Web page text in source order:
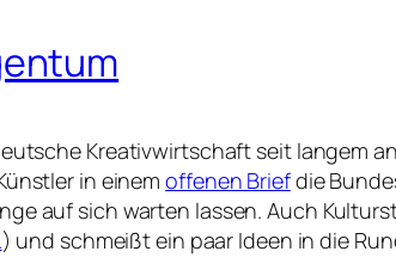
Kreativwirtschaft seit langem
in einemoffenen Briefdie
auf sich warten lassen. Auch
) und schmeißt ein paar Ideen in die